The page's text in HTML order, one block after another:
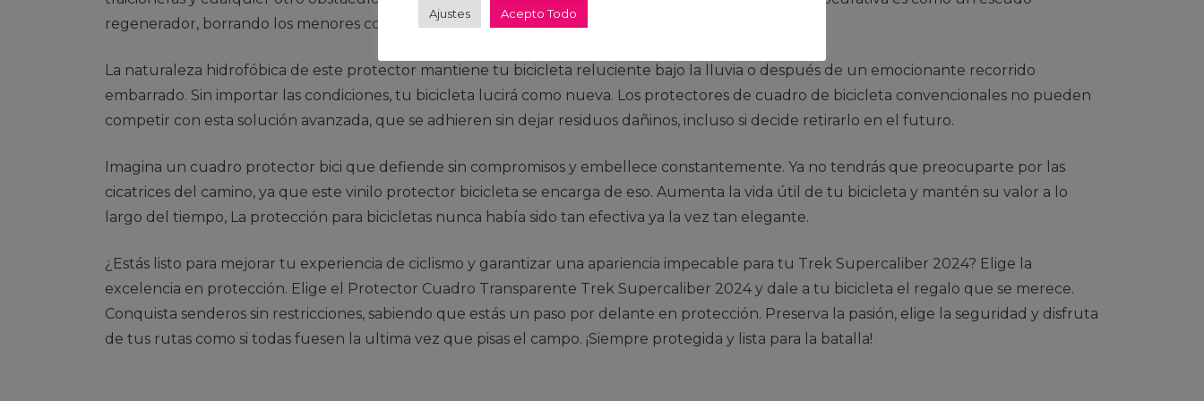
regenerador, borrando los menores con el simple calor del sol o una pequeña dosis de calor.
La naturaleza hidrofóbica de este protector mantiene tu bicicleta reluciente bajo la lluvia o después de un emocionante recorrido
embarrado. Sin importar las condiciones, tu bicicleta lucirá como nueva. Los protectores de cuadro de bicicleta convencionales no pueden
competir con esta solución avanzada, que se adhieren sin dejar residuos dañinos, incluso si decide retirarlo en el futuro.
Imagina un cuadro protector bici que defiende sin compromisos y embellece constantemente. Ya no tendrás que preocuparte por las
cicatrices del camino, ya que este vinilo protector bicicleta se encarga de eso. Aumenta la vida útil de tu bicicleta y mantén su valor a lo
largo del tiempo, La protección para bicicletas nunca había sido tan efectiva ya la vez tan elegante.
¿Estás listo para mejorar tu experiencia de ciclismo y garantizar una apariencia impecable para tu Trek Supercaliber 2024? Elige la
excelencia en protección. Elige el Protector Cuadro Transparente Trek Supercaliber 2024 y dale a tu bicicleta el regalo que se merece.
Conquista senderos sin restricciones, sabiendo que estás un paso por delante en protección. Preserva la pasión, elige la seguridad y disfruta
de tus rutas como si todas fuesen la ultima vez que pisas el campo. ¡Siempre protegida y lista para la batalla!
Ajustes Acepto Todo